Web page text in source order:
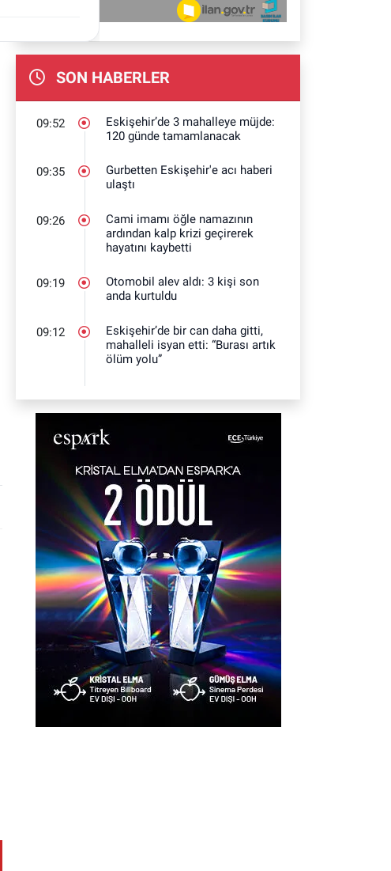
SON HABERLER
09:52
Eskişehir’de 3 mahalleye müjde:
120 günde tamamlanacak
09:35
Gurbetten Eskişehir'e acı haberi
ulaştı
09:26
Cami imamı öğle namazının
ardından kalp krizi geçirerek
hayatını kaybetti
09:19
Otomobil alev aldı: 3 kişi son
anda kurtuldu
09:12
Eskişehir’de bir can daha gitti,
mahalleli isyan etti: “Burası artık
ölüm yolu”